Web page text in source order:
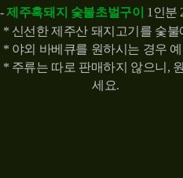
-제주흑돼지 숯불초벌구이 1 인분
* 신선한 제주산 돼지고기를 숯
* 야외 바베큐를 원하시는 경우
* 주류는 따로 판매하지 않으니,
세요.